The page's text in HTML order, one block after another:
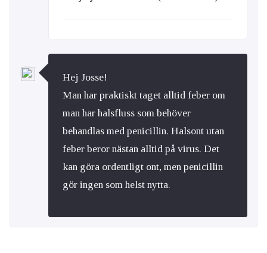
Hej Josse!
Man har praktiskt taget alltid feber om
man har halsfluss som behöver
behandlas med penicillin. Halsont utan
feber beror nästan alltid på virus. Det
kan göra ordentligt ont, men penicillin
gör ingen som helst nytta.